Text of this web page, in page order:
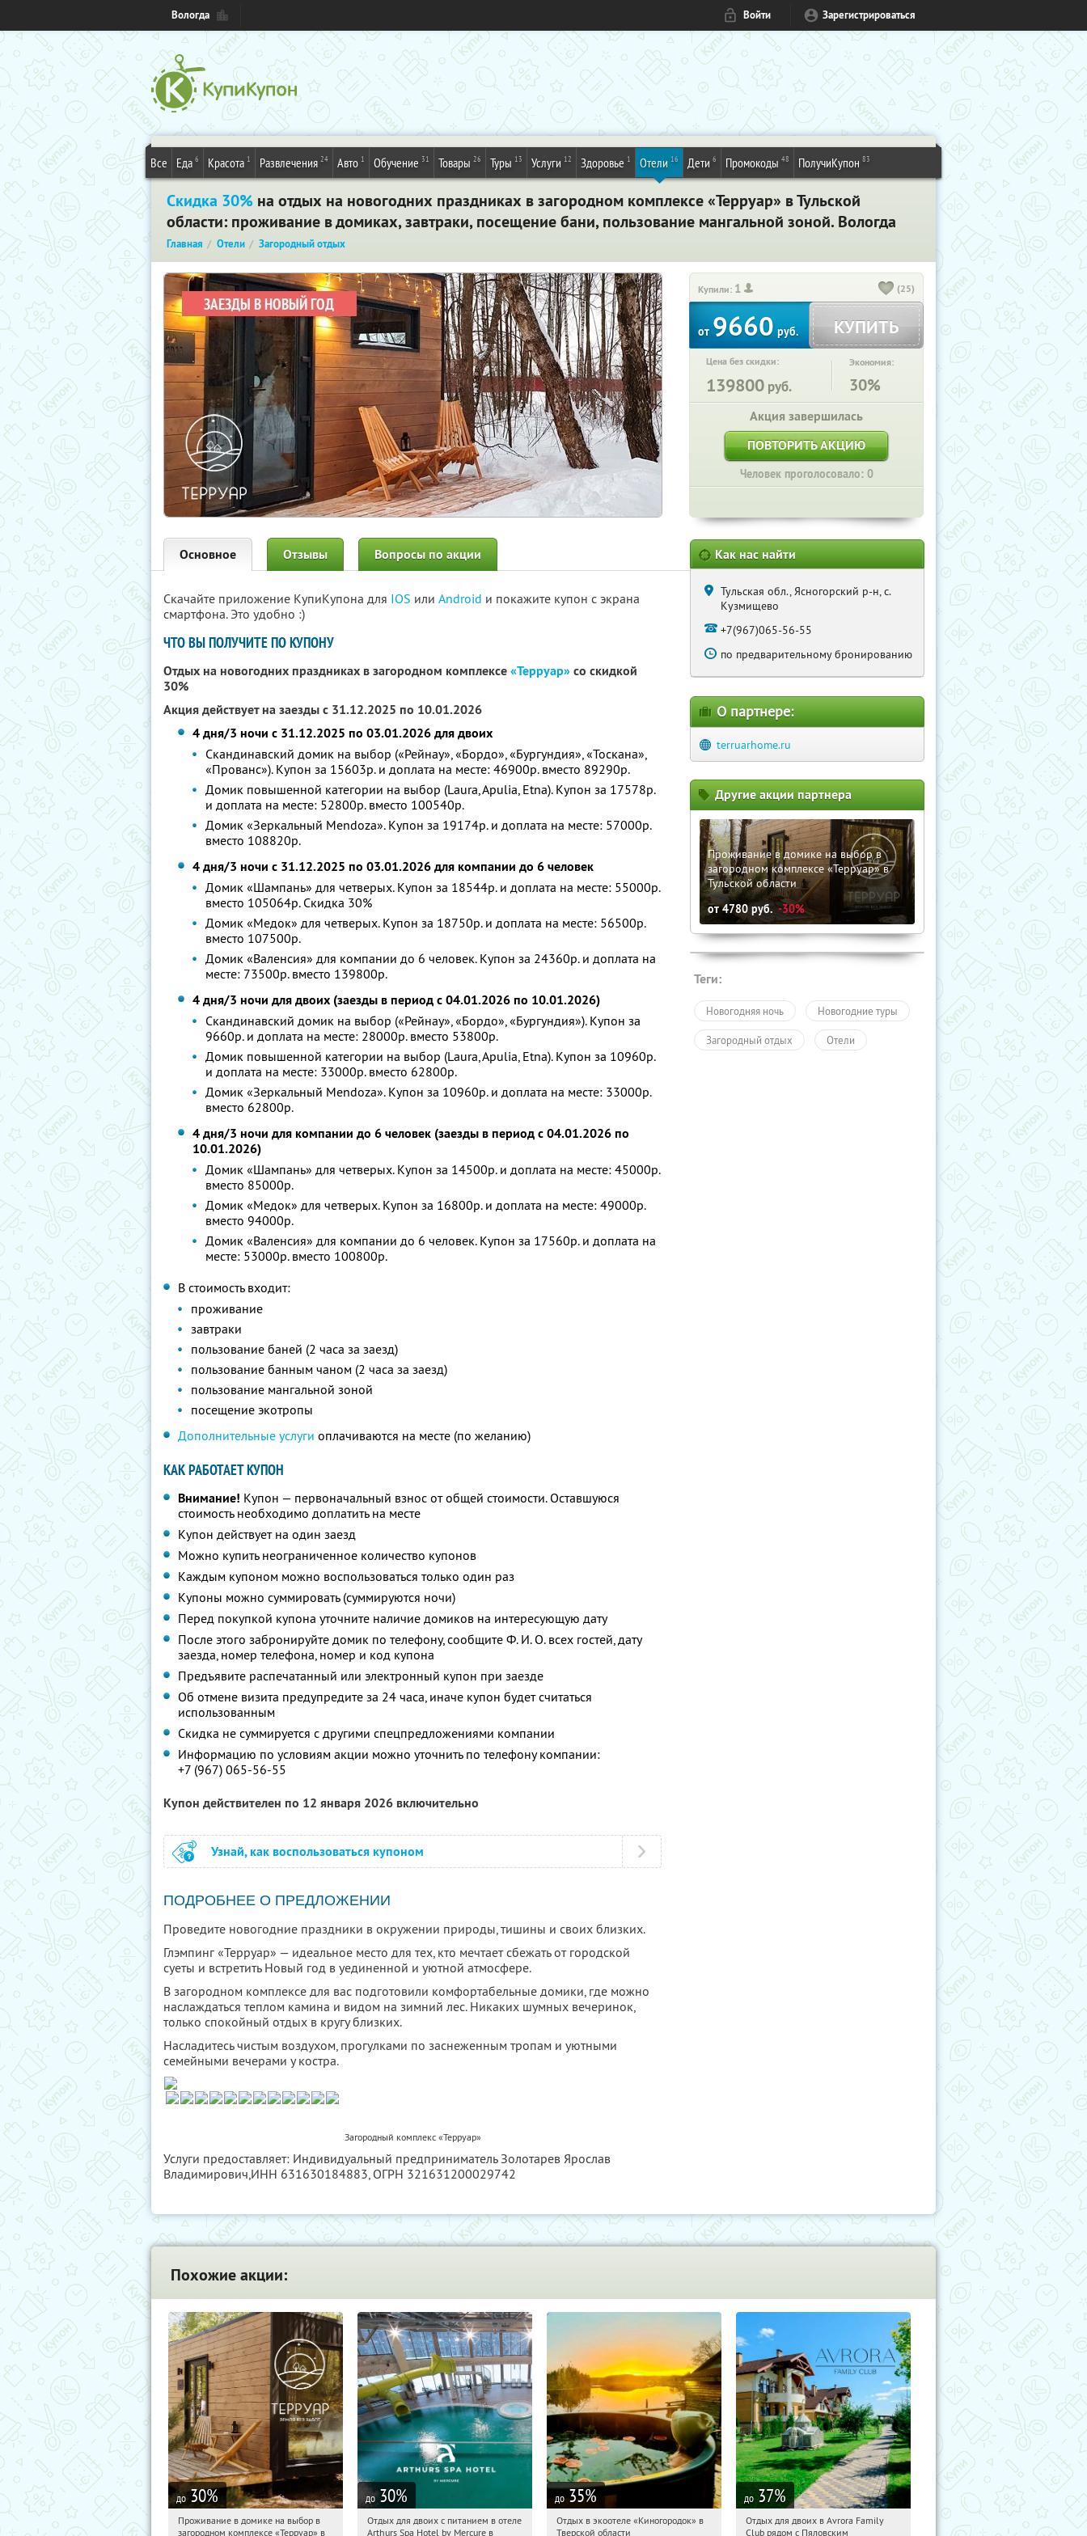
Вологда Войти Зарегистрироваться
Все Еда 6 Красота 1 Развлечения 24 Авто 1 Обучение 31 Товары 26 Туры 13 Услуги 12 Здоровье 1 Отели 16 Дети 6 Промокоды 48 ПолучиКупон 83
Скидка 30% на отдых на новогодних праздниках в загородном комплексе «Терруар» в Тульской
области: проживание в домиках, завтраки, посещение бани, пользование мангальной зоной. Вологда
Главная Отели Загородный отдых
Купили: 1 (25)
от 9660 руб. КУПИТЬ
Цена без скидки:
139800 руб.
Экономия:
30%
Акция завершилась
ПОВТОРИТЬ АКЦИЮ
Человек проголосовало: 0
Основное Отзывы Вопросы по акции
Скачайте приложение КупиКупона для IOS или Android и покажите купон с экрана
смартфона. Это удобно :)
ЧТО ВЫ ПОЛУЧИТЕ ПО КУПОНУ
Отдых на новогодних праздниках в загородном комплексе«Терруар»со скидкой
30%
Акция действует на заезды с 31.12.2025 по 10.01.2026
4 дня/3 ночи с 31.12.2025 по 03.01.2026 для двоих
Скандинавский домик на выбор («Рейнау», «Бордо», «Бургундия», «Тоскана»,
«Прованс»). Купон за 15603р. и доплата на месте: 46900р. вместо 89290р.
Домик повышенной категории на выбор (Laura, Apulia, Etna). Купон за 17578р.
и доплата на месте: 52800р. вместо 100540р.
Домик «Зеркальный Mendoza». Купон за 19174р. и доплата на месте: 57000р.
вместо 108820р.
4 дня/3 ночи с 31.12.2025 по 03.01.2026 для компании до 6 человек
Домик «Шампань» для четверых. Купон за 18544р. и доплата на месте: 55000р.
вместо 105064р. Скидка 30%
Домик «Медок» для четверых. Купон за 18750р. и доплата на месте: 56500р.
вместо 107500р.
Домик «Валенсия» для компании до 6 человек. Купон за 24360р. и доплата на
месте: 73500р. вместо 139800р.
4 дня/3 ночи для двоих (заезды в период с 04.01.2026 по 10.01.2026)
Скандинавский домик на выбор («Рейнау», «Бордо», «Бургундия»). Купон за
9660р. и доплата на месте: 28000р. вместо 53800р.
Домик повышенной категории на выбор (Laura, Apulia, Etna). Купон за 10960р.
и доплата на месте: 33000р. вместо 62800р.
Домик «Зеркальный Mendoza». Купон за 10960р. и доплата на месте: 33000р.
вместо 62800р.
4 дня/3 ночи для компании до 6 человек (заезды в период с 04.01.2026 по
10.01.2026)
Домик «Шампань» для четверых. Купон за 14500р. и доплата на месте: 45000р.
вместо 85000р.
Домик «Медок» для четверых. Купон за 16800р. и доплата на месте: 49000р.
вместо 94000р.
Домик «Валенсия» для компании до 6 человек. Купон за 17560р. и доплата на
месте: 53000р. вместо 100800р.
В стоимость входит:
проживание
завтраки
пользование баней (2 часа за заезд)
пользование банным чаном (2 часа за заезд)
пользование мангальной зоной
посещение экотропы
Дополнительные услуги оплачиваются на месте (по желанию)
КАК РАБОТАЕТ КУПОН
Внимание! Купон — первоначальный взнос от общей стоимости. Оставшуюся
стоимость необходимо доплатить на месте
Купон действует на один заезд
Можно купить неограниченное количество купонов
Каждым купоном можно воспользоваться только один раз
Купоны можно суммировать (суммируются ночи)
Перед покупкой купона уточните наличие домиков на интересующую дату
После этого забронируйте домик по телефону, сообщите Ф. И. О. всех гостей, дату
заезда, номер телефона, номер и код купона
Предъявите распечатанный или электронный купон при заезде
Об отмене визита предупредите за 24 часа, иначе купон будет считаться
использованным
Скидка не суммируется с другими спецпредложениями компании
Информацию по условиям акции можно уточнить по телефону компании:
+7 (967) 065-56-55
Купон действителен по 12 января 2026 включительно
Узнай, как воспользоваться купоном
ПОДРОБНЕЕ О ПРЕДЛОЖЕНИИ
Проведите новогодние праздники в окружении природы, тишины и своих близких.
Глэмпинг «Терруар» — идеальное место для тех, кто мечтает сбежать от городской
суеты и встретить Новый год в уединенной и уютной атмосфере.
В загородном комплексе для вас подготовили комфортабельные домики, где можно
наслаждаться теплом камина и видом на зимний лес. Никаких шумных вечеринок,
только спокойный отдых в кругу близких.
Насладитесь чистым воздухом, прогулками по заснеженным тропам и уютными
семейными вечерами у костра.
Загородный комплекс «Терруар»
Услуги предоставляет: Индивидуальный предприниматель Золотарев Ярослав
Владимирович,ИНН 631630184883, ОГРН 321631200029742
Как нас найти
Тульская обл., Ясногорский р-н, с.
Кузмищево
+7(967)065-56-55
по предварительному бронированию
О партнере:
terruarhome.ru
Другие акции партнера
Проживание в домике на выбор в
загородном комплексе «Терруар» в
Тульской области
от4780руб. -30%
Теги:
Новогодняя ночь Новогодние туры
Загородный отдых Отели
Похожие акции:
до 30%
21:16:39 Купили:
Проживание в домике на выбор в
загородном комплексе «Терруар» в
до 30%
21:16:39
Купи первым!
Отдых для двоих с питанием в отеле
Arthurs Spa Hotel by Mercure в
до 35%
21:16:39
Купи первым!
Отдых в экоотеле «Киногородок» в
Тверской области
до 37%
21:16:39 Купили:
Отдых для двоих в Avrora Family
Club рядом с Пяловским